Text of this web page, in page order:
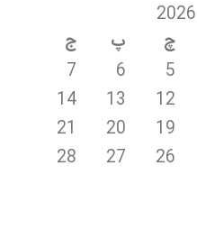
چ پ
ج
5
6
7
12
13
14
19
20
21
26
27
28